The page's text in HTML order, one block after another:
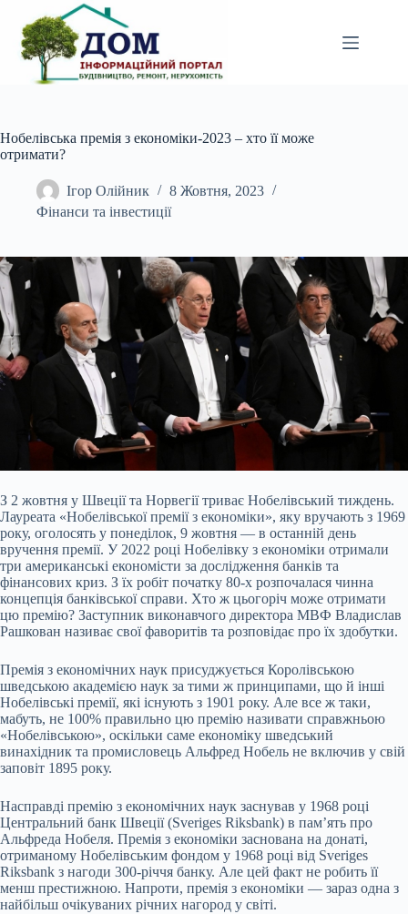
вмісту
Нобелівська премія з економіки-2023 – хто її може
отримати?
Ігор Олійник
8 Жовтня, 2023
Фінанси та інвестиції
З 2 жовтня у Швеції та Норвегії триває Нобелівський тиждень.
Лауреата «Нобелівської премії з економіки», яку вручають з 1969
року, оголосять у понеділок, 9 жовтня — в останній день
вручення премії. У 2022 році Нобелівку з економіки отримали
три американські економісти за дослідження банків та
фінансових криз. З їх робіт початку 80-х розпочалася чинна
концепція банківської справи. Хто ж цьогоріч може отримати
цю премію? Заступник виконавчого директора МВФ Владислав
Рашкован називає свої фаворитів та розповідає про їх здобутки.
Премія з економічних наук присуджується Королівською
шведською академією наук за тими ж принципами, що й інші
Нобелівські премії, які існують з 1901 року. Але все ж таки,
мабуть, не 100% правильно цю премію називати справжньою
«Нобелівською», оскільки саме економіку шведський
винахідник та промисловець Альфред Нобель не включив у свій
заповіт 1895 року.
Насправді премію з економічних наук заснував у 1968 році
Центральний банк Швеції (Sveriges Riksbank) в пам’ять про
Альфреда Нобеля. Премія з економіки заснована на донаті,
отриманому Нобелівським фондом у 1968 році від Sveriges
Riksbank з нагоди 300-річчя банку. Але цей факт не робить її
менш престижною. Напроти, премія з економіки — зараз одна з
найбільш очікуваних річних нагород у світі.